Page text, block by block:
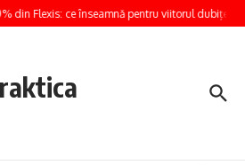
din Flexis: ce înseamnă pentru viitorul dubițelor